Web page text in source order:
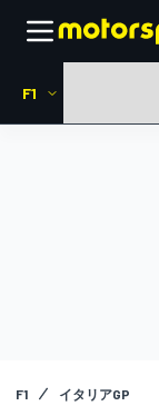
F1
F1 イタリアGP